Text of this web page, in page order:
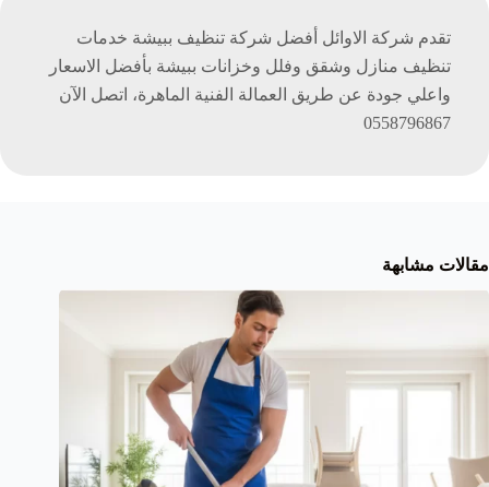
تقدم شركة الاوائل أفضل شركة تنظيف ببيشة خدمات
تنظيف منازل وشقق وفلل وخزانات ببيشة بأفضل الاسعار
واعلي جودة عن طريق العمالة الفنية الماهرة، اتصل الآن
0558796867
مقالات مشابهة